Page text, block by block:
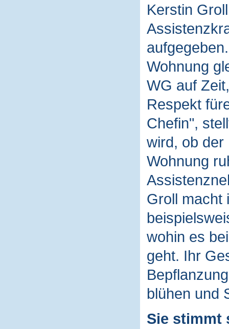
Kerstin
Wohnung
WG auf
Respekt
Chefin",
wird, ob der
Wohnung
Groll macht
wohin es
geht. Ihr
blühen und
Sie stimmt